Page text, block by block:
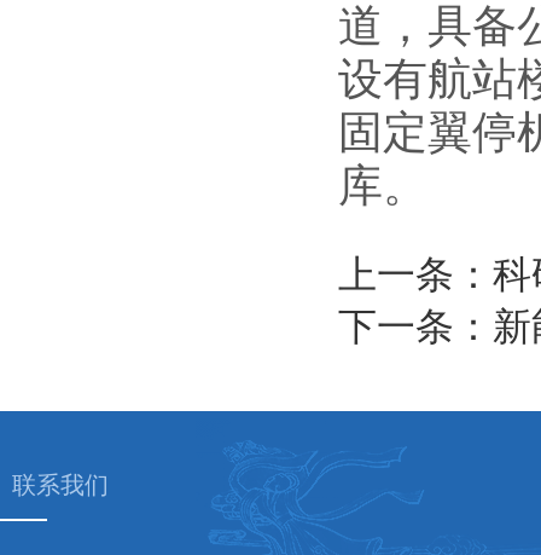
道，具备
设有航站
固定翼停
库。
上一条：
下一条：
联系我们